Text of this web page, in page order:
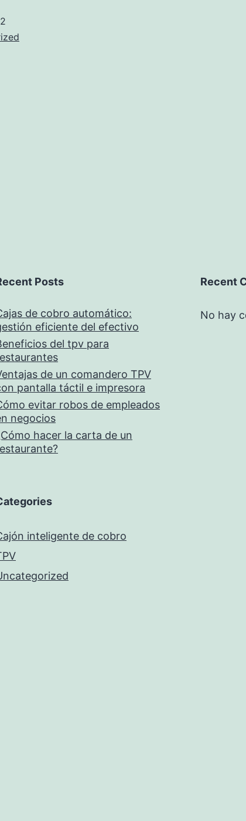
Posts
de cobro automático:
eficiente del efectivo
del tpv para
de un comandero TPV
pantalla táctil e impresora
evitar robos de empleados
negocios
hacer la carta de un
Recent
No hay
inteligente de cobro